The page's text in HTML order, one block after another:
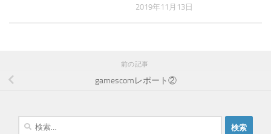
2019年11月13日
前の記事
gamescomレポート②
検